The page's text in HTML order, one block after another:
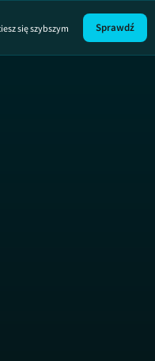
Afera fryzjera
się szybszym
Sprawdź